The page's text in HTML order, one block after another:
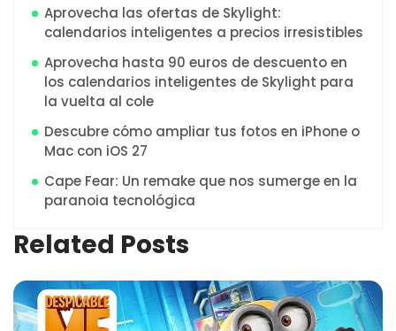
Aprovecha las ofertas de Skylight:
calendarios inteligentes a precios irresistibles
Aprovecha hasta 90 euros de descuento en
los calendarios inteligentes de Skylight para
la vuelta al cole
Descubre cómo ampliar tus fotos en iPhone o
Mac con iOS 27
Cape Fear: Un remake que nos sumerge en la
paranoia tecnológica
Related Posts